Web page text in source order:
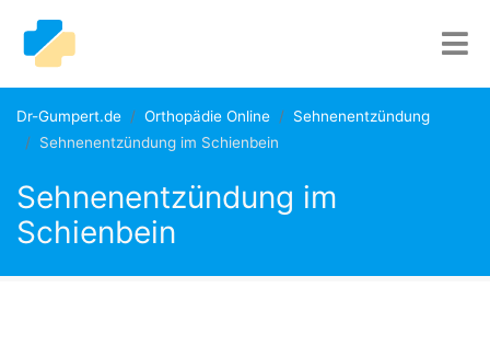
Dr-Gumpert.de Orthopädie Online
Sehnenentzündung
Sehnenentzündung im Schienbein
Sehnenentzündung im
Schienbein